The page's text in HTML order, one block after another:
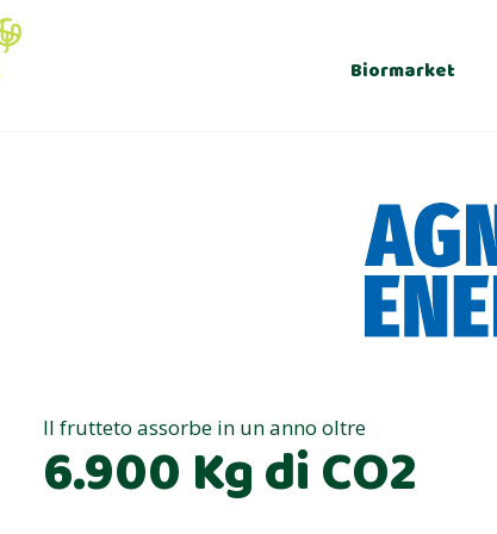
Biormarket
Il frutteto assorbe in un anno oltre
6.900 Kg di CO2